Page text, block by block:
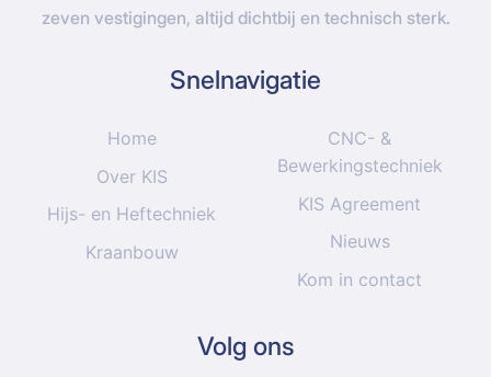
zeven vestigingen, altijd dichtbij en technisch sterk.
Snelnavigatie
Home
Over KIS
Hijs- en Heftechniek
Kraanbouw
CNC- &
Bewerkingstechniek
KIS Agreement
Nieuws
Kom in contact
Volg ons